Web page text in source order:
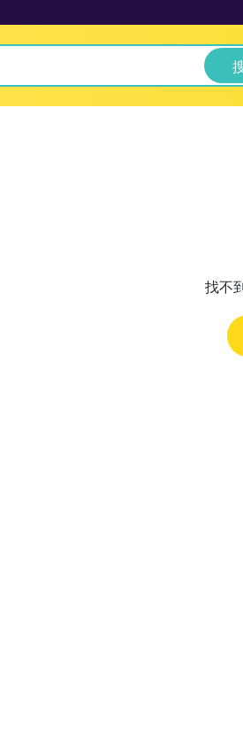
找不